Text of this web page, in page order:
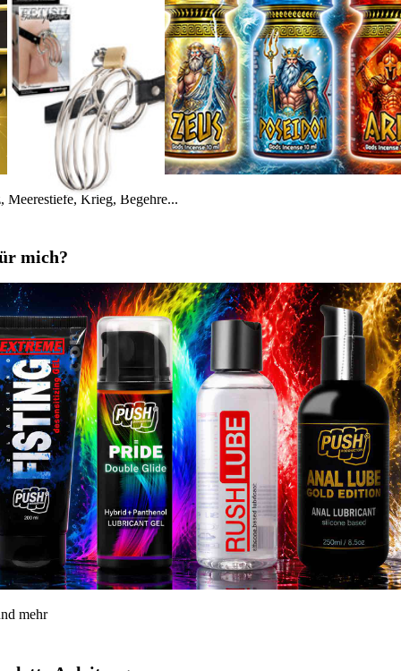
Meerestiefe, Krieg, Begehre...
mich?
mehr